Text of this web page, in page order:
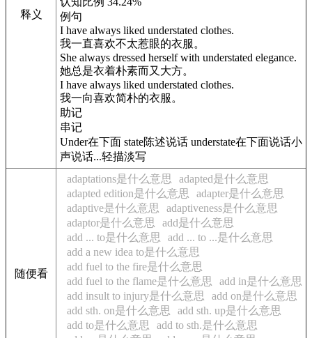
释义
例句
I have always liked understated clothes.
我一直喜欢不太惹眼的衣服。
She always dressed herself with understated elegance.
她总是衣着朴素而又大方。
I have always liked understated clothes.
我一向喜欢简朴的衣服。
助记
串记
Under在下面 state陈述说话 understate在下面说话小
声说话...轻描淡写
随便看
adaptations是什么意思
adapted是什么意思
adapted edition是什么意思
adapter是什么意思
adaptive是什么意思
adaptiveness是什么意思
adaptor是什么意思
add是什么意思
add ... to是什么意思
add ... to ...是什么意思
add a new idea to是什么意思
add fuel to the fire是什么意思
add fuel to the flame是什么意思
add in是什么意思
add insult to injury是什么意思
add on是什么意思
add sth. on是什么意思
add sth. up是什么意思
add to是什么意思
add to sth.是什么意思